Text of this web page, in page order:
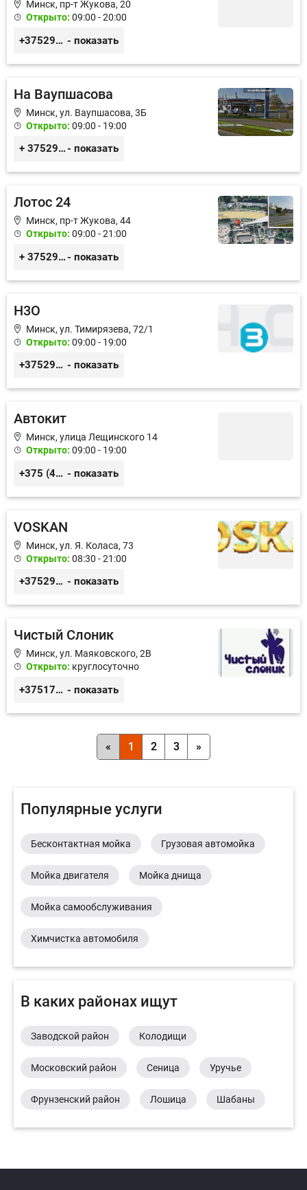
Минск, пр-т Жукова, 20
Открыто: 09:00 - 20:00
+375293190707 - показать
На Ваупшасова
Минск, ул. Ваупшасова, 3Б
Открыто: 09:00 - 19:00
+ 375296969355- показать
Лотос 24
Минск, пр-т Жукова, 44
Открыто: 09:00 - 21:00
+ 375293508887- показать
H3O
Минск, ул. Тимирязева, 72/1
Открыто: 09:00 - 19:00
+375296281100 - показать
Автокит
Минск, улица Лещинского 14
Открыто: 09:00 - 19:00
+375 (44) 780-00-87 - показать
VOSKAN
Минск, ул. Я. Коласа, 73
Открыто: 08:30 - 21:00
+375296888080 - показать
Чистый Слоник
Минск, ул. Маяковского, 2В
Открыто: круглосуточно
+375172914145 - показать
« 1 2 3 »
Популярные услуги
Бесконтактная мойка Грузовая автомойка
Мойка двигателя Мойка днища
Мойка самообслуживания
Химчистка автомобиля
В каких районах ищут
Заводской район Колодищи
Московский район Сеница Уручье
Фрунзенский район Лошица Шабаны